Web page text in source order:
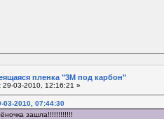
пленка "3М под карбон"
29-03-2010, 12:16:21 »
03-2010, 07:44:30
зашла!!!!!!!!!!!!